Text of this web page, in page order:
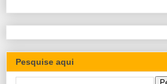
Pesquise aqui